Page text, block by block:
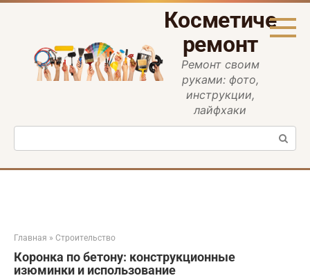
Перейти
ремонт
Ремонт своим
руками: фото,
инструкции,
лайфхаки
Поиск:
Главная » Строительство
Коронка по бетону: конструкционные
изюминки и использование